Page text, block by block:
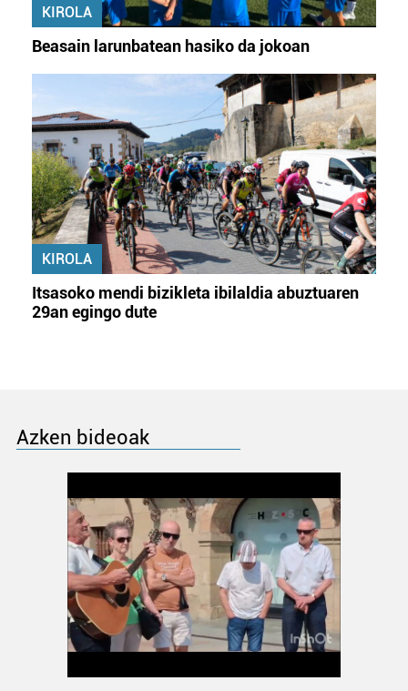
KIROLA
Beasain larunbatean hasiko da jokoan
KIROLA
Itsasoko mendi bizikleta ibilaldia abuztuaren
29an egingo dute
Azken bideoak